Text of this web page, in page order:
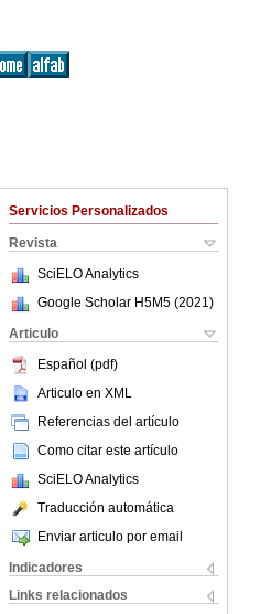
Servicios Personalizados
Revista
SciELO Analytics
Google Scholar H5M5 (2021 )
Articulo
Español (pdf)
Articulo en XML
Referencias del artículo
Como citar este artículo
SciELO Analytics
Traducción automática
Enviar articulo por email
Indicadores
Links relacionados